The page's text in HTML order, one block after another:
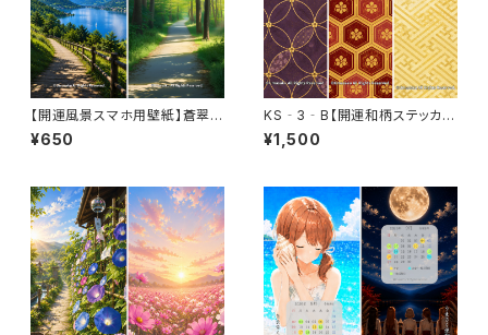
【開運風景スマホ用壁紙】蒼翠巡
景（そうすいじゅんけい）カレンダ
ーなし（利用コード1ヶ月付き）
¥650
KS‐3‐B【開運和柄ステッカ
ー】開運・繁栄セット〈3枚セット〉
（利用コード3ヶ月分付き）
¥1,500